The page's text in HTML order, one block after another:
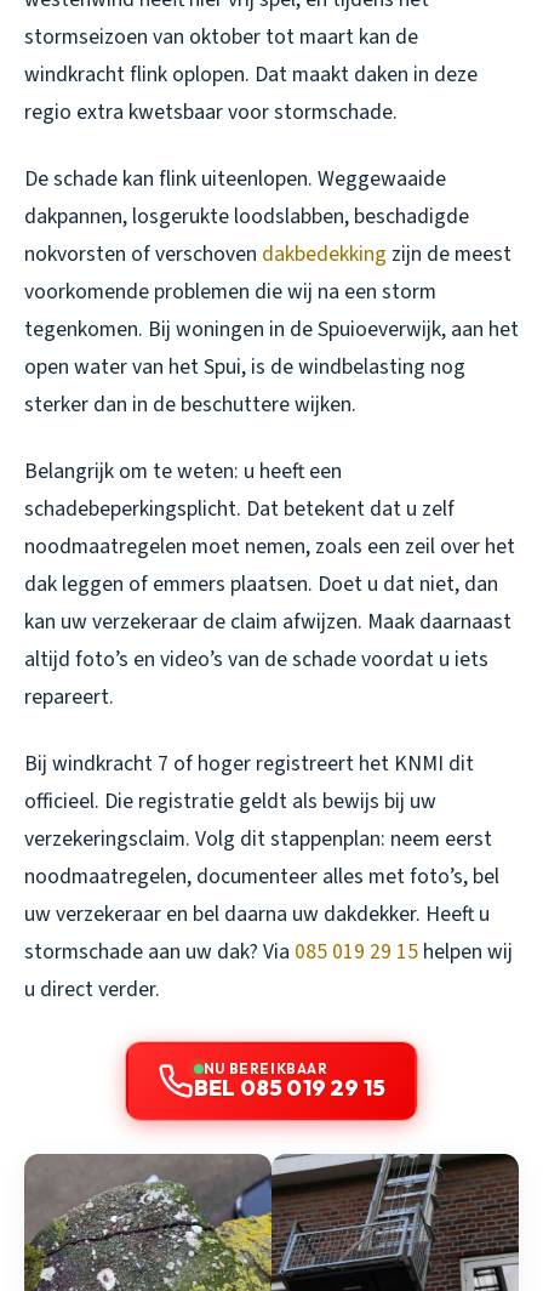
stormseizoen van oktober tot maart kan de
windkracht flink oplopen. Dat maakt daken in deze
regio extra kwetsbaar voor stormschade.
De schade kan flink uiteenlopen. Weggewaaide
dakpannen, losgerukte loodslabben, beschadigde
nokvorsten of verschoven dakbedekking zijn de meest
voorkomende problemen die wij na een storm
tegenkomen. Bij woningen in de Spuioeverwijk, aan het
open water van het Spui, is de windbelasting nog
sterker dan in de beschuttere wijken.
Belangrijk om te weten: u heeft een
schadebeperkingsplicht. Dat betekent dat u zelf
noodmaatregelen moet nemen, zoals een zeil over het
dak leggen of emmers plaatsen. Doet u dat niet, dan
kan uw verzekeraar de claim afwijzen. Maak daarnaast
altijd foto’s en video’s van de schade voordat u iets
repareert.
Bij windkracht 7 of hoger registreert het KNMI dit
officieel. Die registratie geldt als bewijs bij uw
verzekeringsclaim. Volg dit stappenplan: neem eerst
noodmaatregelen, documenteer alles met foto’s, bel
uw verzekeraar en bel daarna uw dakdekker. Heeft u
stormschade aan uw dak? Via 085 019 29 15 helpen wij
u direct verder.
NU BEREIKBAAR
BEL 085 019 29 15